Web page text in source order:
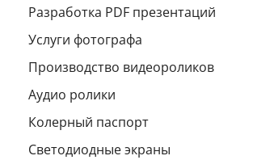
Разработка PDF презентаций
Услуги фотографа
Производство видеороликов
Аудио ролики
Колерный паспорт
Светодиодные экраны